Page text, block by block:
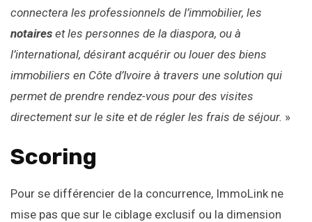
connectera les professionnels de l’immobilier, les
notaires et les personnes de la diaspora, ou à
l’international, désirant acquérir ou louer des biens
immobiliers en Côte d’Ivoire à travers une solution qui
permet de prendre rendez-vous pour des visites
directement sur le site et de régler les frais de séjour. »
Scoring
Pour se différencier de la concurrence, ImmoLink ne
mise pas que sur le ciblage exclusif ou la dimension